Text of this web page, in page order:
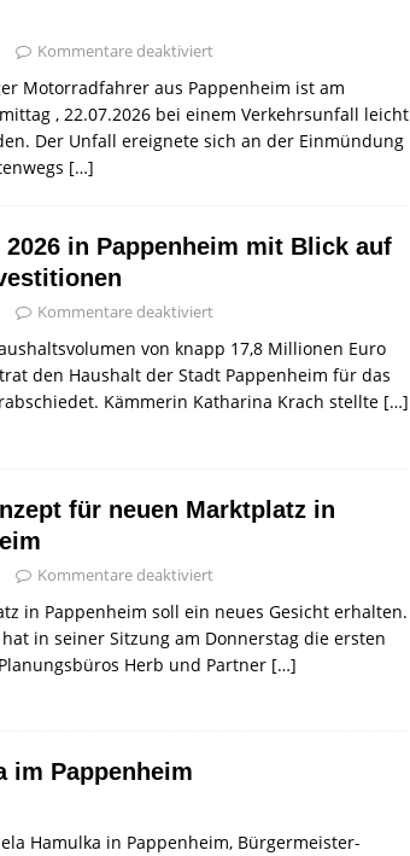
Kommentare deaktiviert
Motorradfahrer aus Pappenheim ist am
, 22.07.2026 bei einem Verkehrsunfall leicht
Der Unfall ereignete sich an der Einmündung
[…]
2026 in Pappenheim mit Blick auf
Kommentare deaktiviert
von knapp 17,8 Millionen Euro
den Haushalt der Stadt Pappenheim für das
Kämmerin Katharina Krach stellte […]
für neuen Marktplatz in
Kommentare deaktiviert
in Pappenheim soll ein neues Gesicht erhalten.
in seiner Sitzung am Donnerstag die ersten
Herb und Partner […]
im Pappenheim
Hamulka in Pappenheim, Bürgermeister-